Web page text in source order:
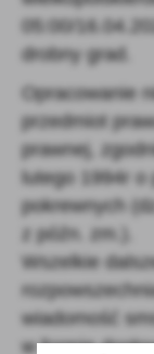
05:00/
drobny grad.
Opracowanie
przedmiot
prawnej,
lutego 1994r o
pokrewnych
z późn. zm.).
Wszelkie
wiadomość
w formie